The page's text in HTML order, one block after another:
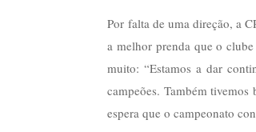
Por falta de uma direção, a
a melhor prenda que o
muito: “Estamos a dar
campeões. Também
espera que o campeonato